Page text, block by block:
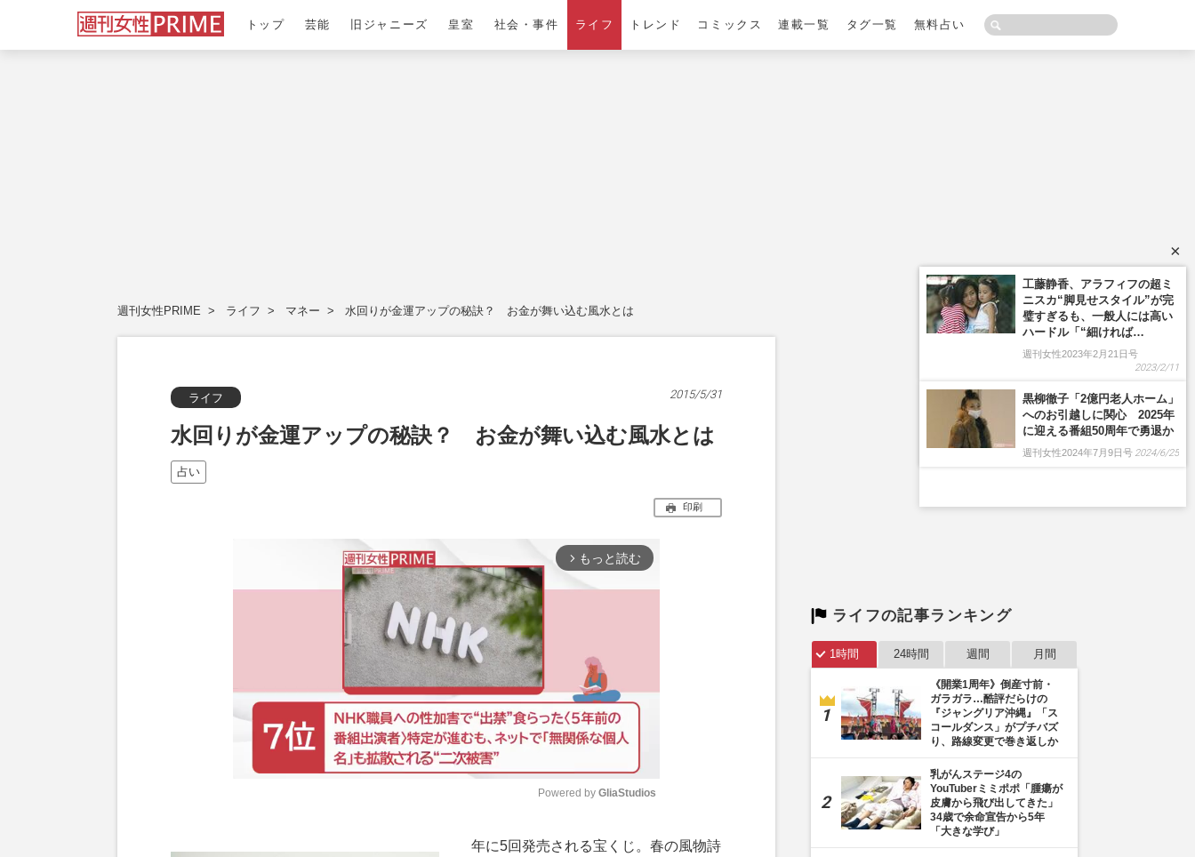
トップ 芸能 旧ジャニーズ 皇室 社会・事件 ライフ トレンド コミックス 連載一覧 タグ一覧 無料占い
週刊女性PRIME ライフ マネー 水回りが金運アップの秘訣？ お金が舞い込む風水とは
ライフ 2015/5/31
水回りが金運アップの秘訣？ お金が舞い込む風水とは
占い
印刷
arrow_forward_ios もっと読む
M
Powered by GliaStudios
年に5回発売される宝くじ。春の風物詩
ライフの記事ランキング
1時間 24時間 週間 月間
《開業1周年》倒産寸前・
ガラガラ…酷評だらけの
『ジャングリア沖縄』「ス
コールダンス」がプチバズ
り、路線変更で巻き返しか
乳がんステージ4の
YouTuberミミポポ「腫瘍が
皮膚から飛び出してきた」
34歳で余命宣告から5年
「大きな学び」
×
工藤静香、アラフィフの超ミ
ニスカ“脚見せスタイル”が完
璧すぎるも、一般人には高い
ハードル「“細ければ…
週刊女性2023年2月21日号
2023/2/11
黒柳徹子「2億円老人ホーム」
へのお引越しに関心 2025年
に迎える番組50周年で勇退か
週刊女性2024年7月9日号 2024/6/25